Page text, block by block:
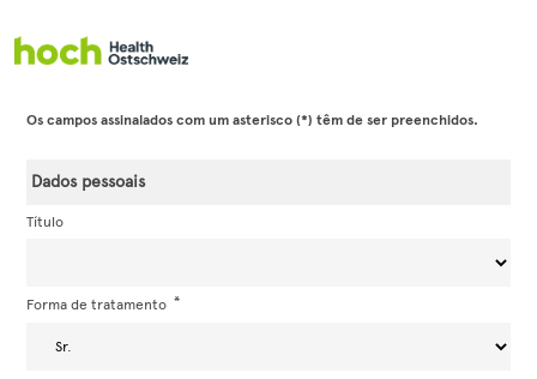
Os campos assinalados com um asterisco (*) têm de ser preenchidos.
Dados pessoais
Título
Forma de tratamento